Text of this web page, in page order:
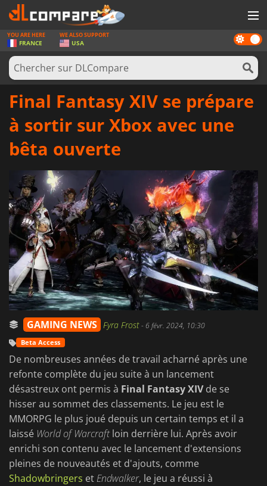
JEUX
CARTES PRÉPAYÉES
LOGICIELS
SE CONNECTER OU S'INSCRIRE
Dark
mode
YOU ARE HERE
FRANCE
WE ALSO SUPPORT
USA
Final Fantasy XIV se prépare
à sortir sur Xbox avec une
bêta ouverte
GAMING NEWS Fyra Frost-6 févr. 2024, 10:30
Beta Access
De nombreuses années de travail acharné après une
refonte complète du jeu suite à un lancement
désastreux ont permis à Final Fantasy XIVde se
hisser au sommet des classements. Le jeu est le
MMORPG le plus joué depuis un certain temps et il a
laissé World of Warcraftloin derrière lui. Après avoir
enrichi son contenu avec le lancement d'extensions
pleines de nouveautés et d'ajouts, comme
Shadowbringers etEndwalker, le jeu a réussi à